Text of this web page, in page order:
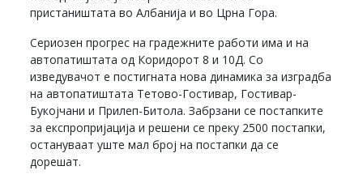
пристаништата во Албанија и во Црна Гора.
Сериозен прогрес на градежните работи има и на
автопатиштата од Коридорот 8 и 10Д. Со
изведувачот е постигната нова динамика за изградба
на автопатиштата Тетово-Гостивар, Гостивар-
Букојчани и Прилеп-Битола. Забрзани се постапките
за експропријација и решени се преку 2500 постапки,
остануваат уште мал број на постапки да се
дорешат.